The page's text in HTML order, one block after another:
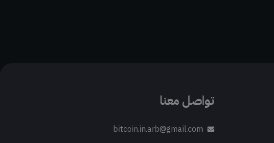
تواصل معنا
bitcoin.in.arb@gmail.com